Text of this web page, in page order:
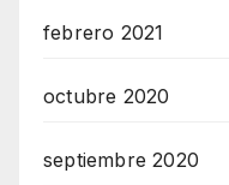
febrero 2021
octubre 2020
septiembre 2020